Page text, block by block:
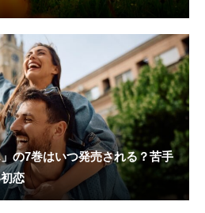
の7巻はいつ発売される？苦手
恋